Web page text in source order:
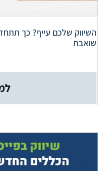
השיווק שלכם עייף? כך
שואבת